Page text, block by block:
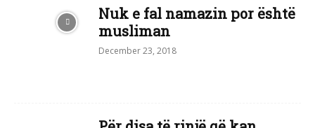
Nuk e fal namazin por është
musliman
December 23, 2018